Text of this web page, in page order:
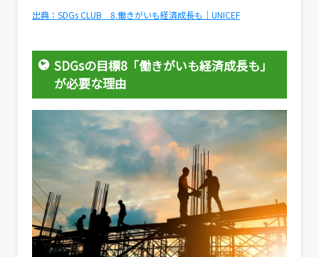
出典：SDGs CLUB 8.働きがいも経済成長も｜UNICEF
SDGsの目標8「働きがいも経済成長も」
が必要な理由